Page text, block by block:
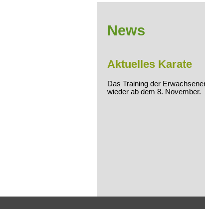
News
Aktuelles Karate
Das Training der
wieder ab dem 8. November.